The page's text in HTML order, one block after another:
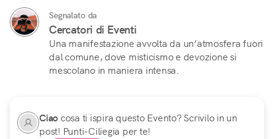
Segnalato da
Cercatori di Eventi
Una manifestazione avvolta da un’atmosfera fuori
dal comune, dove misticismo e devozione si
mescolano in maniera intensa.
Ciaocosa ti ispira questo Evento? Scrivilo in un
post! Punti-Ciliegia per te!